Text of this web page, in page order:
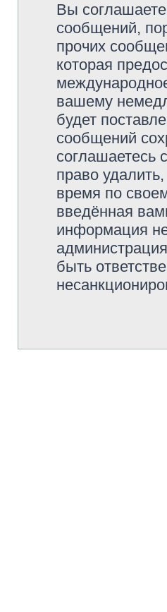
Вы
сообщений,
прочих
которая
вашему
будет
сообщений
соглашаетесь
право
время по
введённая
информация
быть